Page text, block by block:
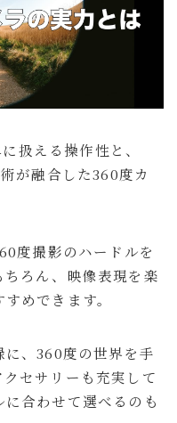
扱える操作性と、
が融合した360度カ
度撮影のハードルを
ろん、映像表現を楽
めできます。
、360度の世界を手
セサリーも充実して
合わせて選べるのも